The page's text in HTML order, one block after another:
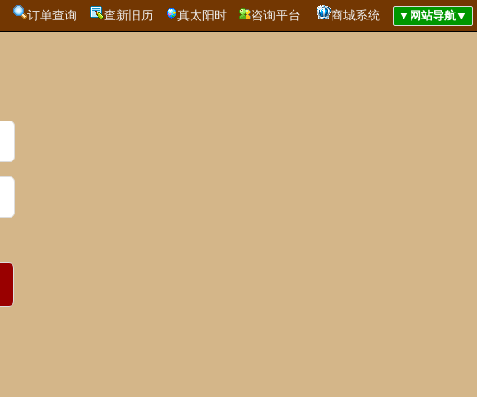
订单查询 查新旧历 真太阳时 咨询平台 商城系统